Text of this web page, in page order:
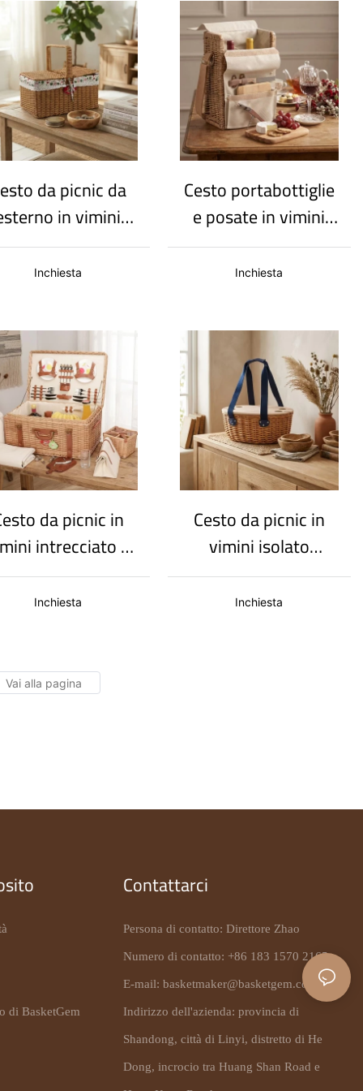
all'aperto
da picnic da
in vimini
a mano
misura | Cesto
multiuso
Inchiesta
Cesto portabottiglie
e posate in vimini
personalizzato con
tracolla in tessuto |
portatile a tracolla
Inchiesta
da picnic in
intrecciato a
con scomparti
e coperchio
esterni
Inchiesta
Cesto da picnic in
vimini isolato
termicamente per
esterni con
Inchiesta
di BasketGem
Contattarci
Persona di contatto: Direttore Zhao
Numero di contatto: +86 183 1570 2165
E-mail: basketmaker@basketgem.com
Indirizzo dell'azienda: provincia di
Shandong, città di Linyi, distretto di He
Dong, incrocio tra Huang Shan Road e